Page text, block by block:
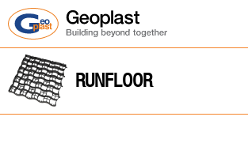
RUNFLOOR